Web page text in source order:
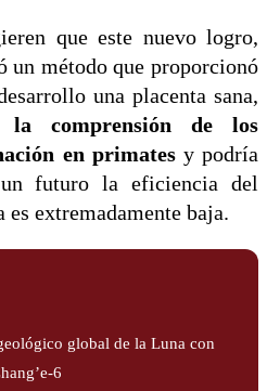
que este nuevo logro,
un método que proporcionó
una placenta sana,
comprensión de los
en primatesy podría
futuro la eficiencia del
es extremadamente baja.
global de la Luna con
6